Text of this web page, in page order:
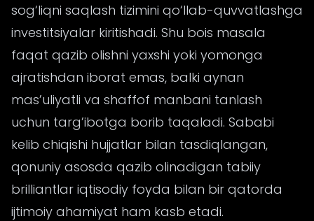
sog‘liqni saqlash tizimini qo‘llab-quvvatlashga
investitsiyalar kiritishadi. Shu bois masala
faqat qazib olishni yaxshi yoki yomonga
ajratishdan iborat emas, balki aynan
mas’uliyatli va shaffof manbani tanlash
uchun targ’ibotga borib taqaladi. Sababi
kelib chiqishi hujjatlar bilan tasdiqlangan,
qonuniy asosda qazib olinadigan tabiiy
brilliantlar iqtisodiy foyda bilan bir qatorda
ijtimoiy ahamiyat ham kasb etadi.